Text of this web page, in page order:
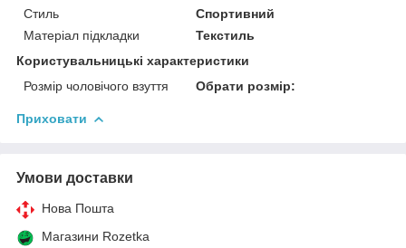
Стиль
Спортивний
Матеріал підкладки
Текстиль
Користувальницькі характеристики
Розмір чоловічого взуття
Обрати розмір:
Приховати
Умови доставки
Нова Пошта
Магазини Rozetka